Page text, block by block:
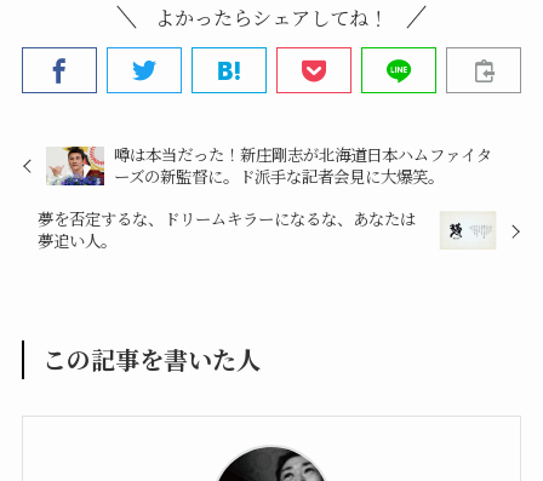
よかったらシェアしてね！
噂は本当だった！新庄剛志が北海道日本ハムファイタ
ーズの新監督に。ド派手な記者会見に大爆笑。
夢を否定するな、ドリームキラーになるな、あなたは
夢追い人。
この記事を書いた人